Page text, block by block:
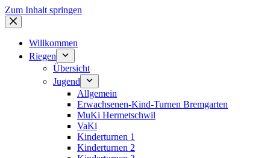
Zum Inhalt springen
Willkommen
Riegen
Übersicht
Jugend
Allgemein
Erwachsenen-Kind-Turnen Bremgarten
MuKi Hermetschwil
VaKi
Kinderturnen 1
Kinderturnen 2